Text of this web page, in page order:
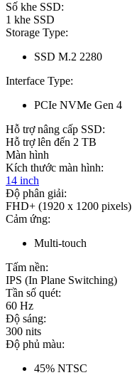
Số khe SSD:
1 khe SSD
Storage Type:
SSD M.2 2280
Interface Type:
PCIe NVMe Gen 4
Hỗ trợ nâng cấp SSD:
Hỗ trợ lên đến 2 TB
Màn hình
Kích thước màn hình:
14 inch
Độ phân giải:
FHD+ (1920 x 1200 pixels)
Cảm ứng:
Multi-touch
Tấm nền:
IPS (In Plane Switching)
Tần số quét:
60 Hz
Độ sáng:
300 nits
Độ phủ màu:
45% NTSC